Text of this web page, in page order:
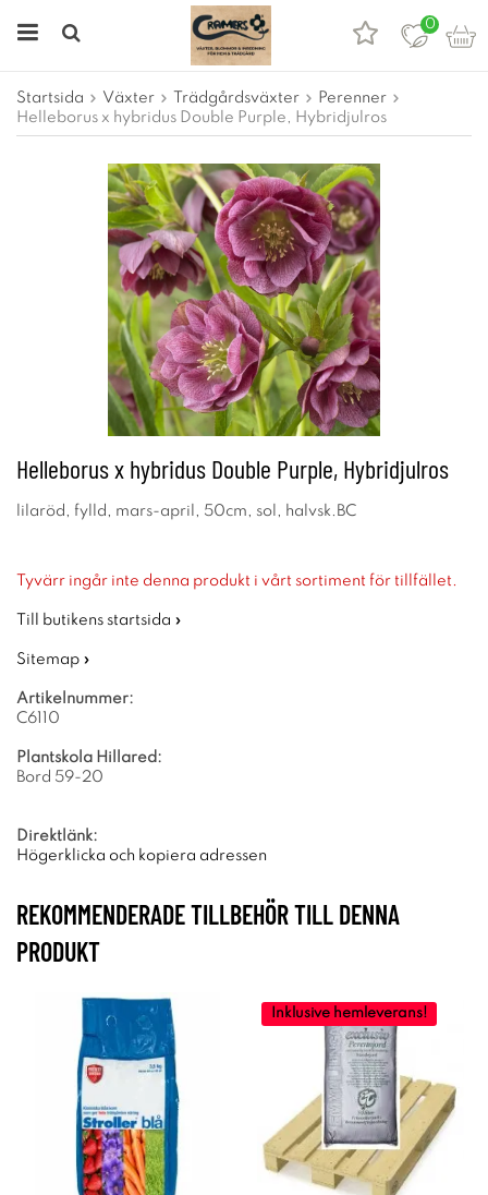
0
Startsida Växter Trädgårdsväxter
Perenner
Helleborus x hybridus Double Purple, Hybridjulros
Helleborus x hybridus Double Purple, Hybridjulros
lilaröd, fylld, mars-april, 50cm, sol, halvsk.BC
Tyvärr ingår inte denna produkt i vårt sortiment för tillfället.
Till butikens startsida »
Sitemap »
Artikelnummer:
C6110
Plantskola Hillared:
Bord 59-20
Direktlänk:
Högerklicka och kopiera adressen
REKOMMENDERADE TILLBEHÖR TILL DENNA
PRODUKT
Inklusive hemleverans!